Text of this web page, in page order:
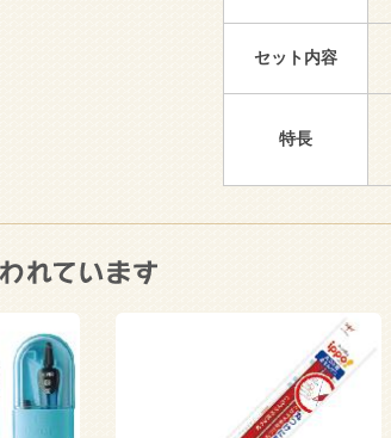
セット内容
特長